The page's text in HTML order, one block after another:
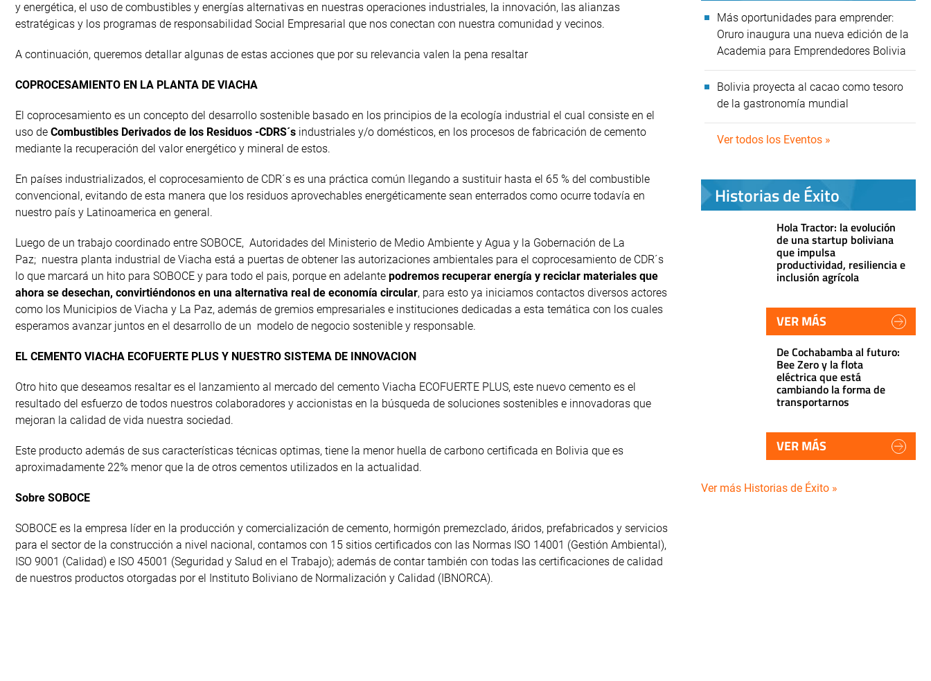
y energética, el uso de combustibles y energías alternativas en nuestras operaciones industriales, la innovación, las alianzas
estratégicas y los programas de responsabilidad Social Empresarial que nos conectan con nuestra comunidad y vecinos.
A continuación, queremos detallar algunas de estas acciones que por su relevancia valen la pena resaltar
COPROCESAMIENTO EN LA PLANTA DE VIACHA
El coprocesamiento es un concepto del desarrollo sostenible basado en los principios de la ecología industrial el cual consiste en el
uso de Combustibles Derivados de los Residuos -CDRS´s industriales y/o domésticos, en los procesos de fabricación de cemento
mediante la recuperación del valor energético y mineral de estos.
En países industrializados, el coprocesamiento de CDR´s es una práctica común llegando a sustituir hasta el 65 % del combustible
convencional, evitando de esta manera que los residuos aprovechables energéticamente sean enterrados como ocurre todavía en
nuestro país y Latinoamerica en general.
Luego de un trabajo coordinado entre SOBOCE, Autoridades del Ministerio de Medio Ambiente y Agua y la Gobernación de La
Paz; nuestra planta industrial de Viacha está a puertas de obtener las autorizaciones ambientales para el coprocesamiento de CDR´s
lo que marcará un hito para SOBOCE y para todo el pais, porque en adelante podremos recuperar energía y reciclar materiales que
ahora se desechan, convirtiéndonos en una alternativa real de economía circular, para esto ya iniciamos contactos diversos actores
como los Municipios de Viacha y La Paz, además de gremios empresariales e instituciones dedicadas a esta temática con los cuales
esperamos avanzar juntos en el desarrollo de un modelo de negocio sostenible y responsable.
EL CEMENTO VIACHA ECOFUERTE PLUS Y NUESTRO SISTEMA DE INNOVACION
Otro hito que deseamos resaltar es el lanzamiento al mercado del cemento Viacha ECOFUERTE PLUS, este nuevo cemento es el
resultado del esfuerzo de todos nuestros colaboradores y accionistas en la búsqueda de soluciones sostenibles e innovadoras que
mejoran la calidad de vida nuestra sociedad.
Este producto además de sus características técnicas optimas, tiene la menor huella de carbono certificada en Bolivia que es
aproximadamente 22% menor que la de otros cementos utilizados en la actualidad.
Sobre SOBOCE
SOBOCE es la empresa líder en la producción y comercialización de cemento, hormigón premezclado, áridos, prefabricados y servicios
para el sector de la construcción a nivel nacional, contamos con 15 sitios certificados con las Normas ISO 14001 (Gestión Ambiental),
ISO 9001 (Calidad) e ISO 45001 (Seguridad y Salud en el Trabajo); además de contar también con todas las certificaciones de calidad
de nuestros productos otorgadas por el Instituto Boliviano de Normalización y Calidad (IBNORCA).
Más oportunidades para emprender:
Oruro inaugura una nueva edición de la
Academia para Emprendedores Bolivia
Bolivia proyecta al cacao como tesoro
de la gastronomía mundial
Ver todos los Eventos »
Historias de Éxito
Hola Tractor: la evolución
de una startup boliviana
que impulsa
productividad, resiliencia e
inclusión agrícola
VER MÁS
De Cochabamba al futuro:
Bee Zero y la flota
eléctrica que está
cambiando la forma de
transportarnos
VER MÁS
Ver más Historias de Éxito »